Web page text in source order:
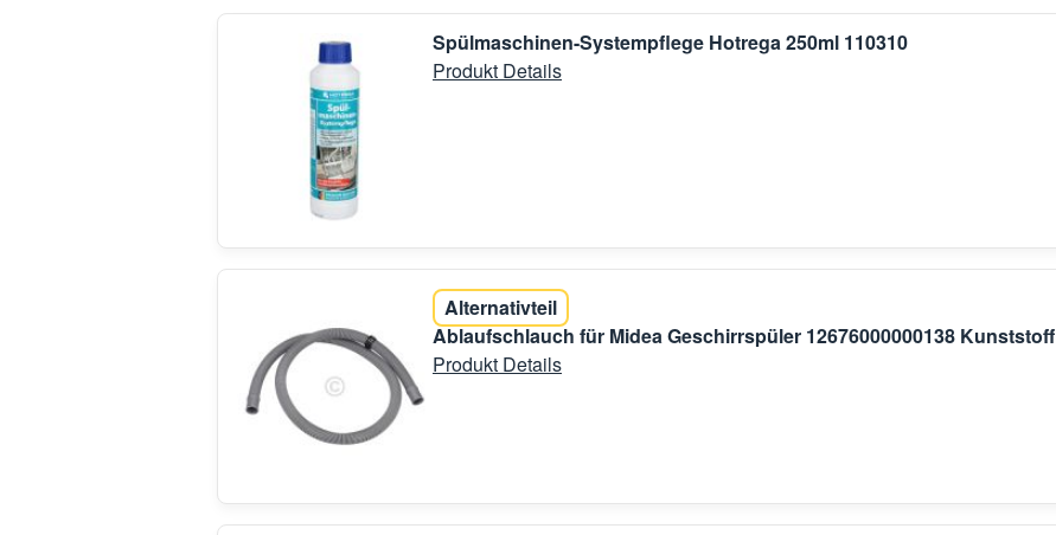
Spülmaschinen-Systempflege Hotrega 250ml 110310
Produkt Details
Alternativteil
Ablaufschlauch für Midea Geschirrspüler 12676000000138 Kunststoff
Produkt Details